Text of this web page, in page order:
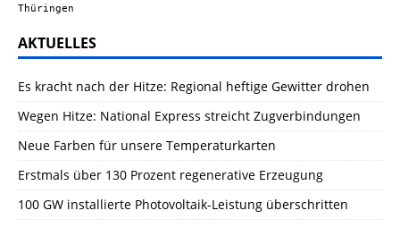
Thüringen
AKTUELLES
Es kracht nach der Hitze: Regional heftige Gewitter drohen
Wegen Hitze: National Express streicht Zugverbindungen
Neue Farben für unsere Temperaturkarten
Erstmals über 130 Prozent regenerative Erzeugung
100 GW installierte Photovoltaik-Leistung überschritten